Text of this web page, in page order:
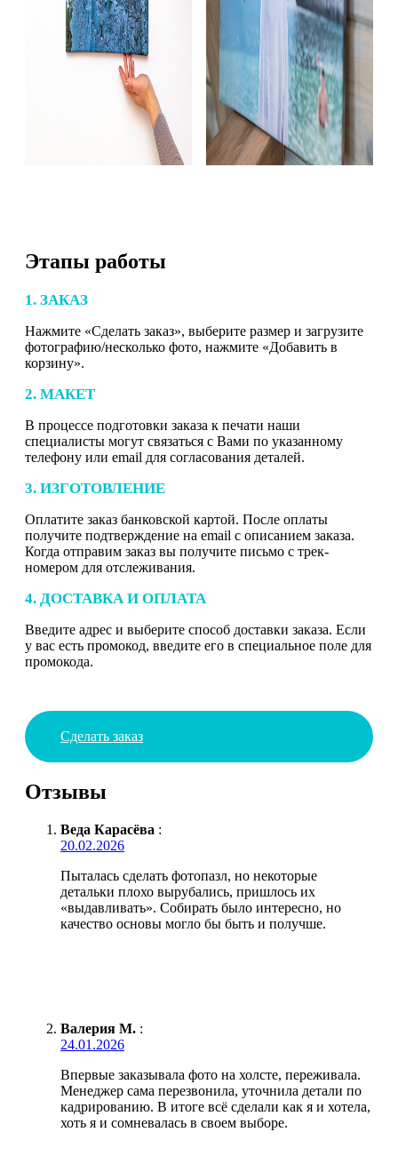
Этапы работы
1. ЗАКАЗ
Нажмите «Сделать заказ», выберите размер и загрузите
фотографию/несколько фото, нажмите «Добавить в
корзину».
2. МАКЕТ
В процессе подготовки заказа к печати наши
специалисты могут связаться с Вами по указанному
телефону или email для согласования деталей.
3. ИЗГОТОВЛЕНИЕ
Оплатите заказ банковской картой. После оплаты
получите подтверждение на email с описанием заказа.
Когда отправим заказ вы получите письмо с трек-
номером для отслеживания.
4. ДОСТАВКА И ОПЛАТА
Введите адрес и выберите способ доставки заказа. Если
у вас есть промокод, введите его в специальное поле для
промокода.
Сделать заказ
Отзывы
Веда Карасёва :
20.02.2026
Пыталась сделать фотопазл, но некоторые
детальки плохо вырубались, пришлось их
«выдавливать». Собирать было интересно, но
качество основы могло бы быть и получше.
Валерия М. :
24.01.2026
Впервые заказывала фото на холсте, переживала.
Менеджер сама перезвонила, уточнила детали по
кадрированию. В итоге всё сделали как я и хотела,
хоть я и сомневалась в своем выборе.